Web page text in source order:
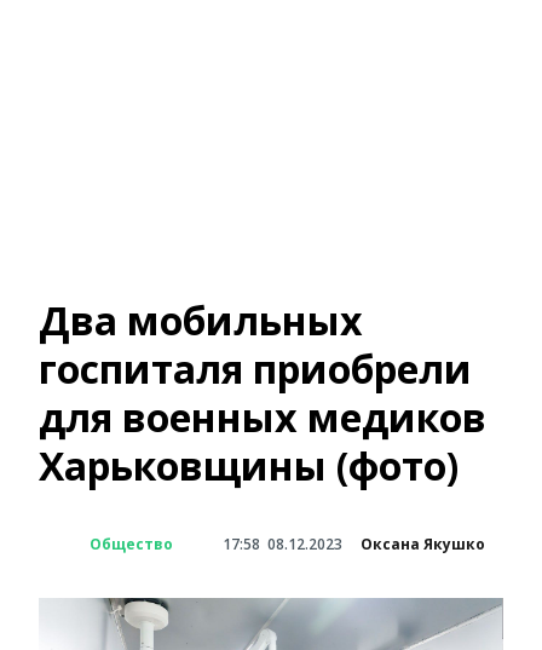
Два мобильных
госпиталя приобрели
для военных медиков
Харьковщины (фото)
Общество 17:58 08.12.2023 Оксана Якушко